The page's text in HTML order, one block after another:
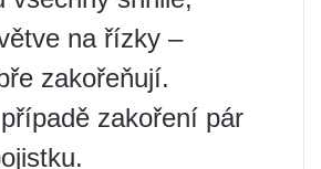
na řízky –
zakořeňují.
zakoření pár